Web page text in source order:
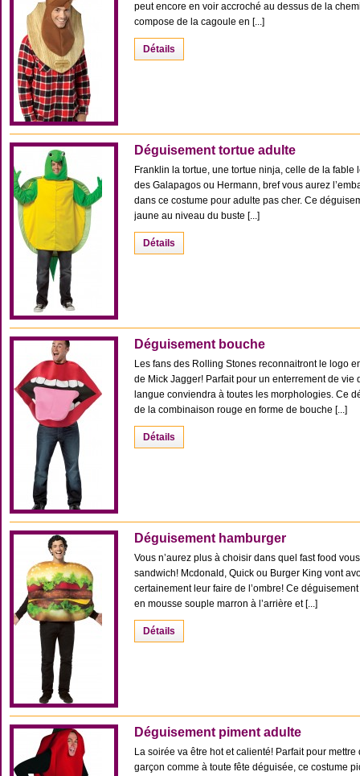
peut encore en voir accroché au dessus de la
compose de la cagoule en [...]
Détails
Déguisement tortue adulte
Franklin la tortue, une tortue ninja, celle de la
des Galapagos ou Hermann, bref vous aurez
dans ce costume pour adulte pas cher. Ce
jaune au niveau du buste [...]
Détails
Déguisement bouche
Les fans des Rolling Stones reconnaitront le logo
de Mick Jagger! Parfait pour un enterrement de
langue conviendra à toutes les morphologies. Ce
de la combinaison rouge en forme de bouche [...]
Détails
Déguisement hamburger
Vous n’aurez plus à choisir dans quel fast food
sandwich! Mcdonald, Quick ou Burger King vont
certainement leur faire de l’ombre! Ce
en mousse souple marron à l’arrière et [...]
Détails
Déguisement piment adulte
La soirée va être hot et calienté! Parfait pour
garçon comme à toute fête déguisée, ce costume